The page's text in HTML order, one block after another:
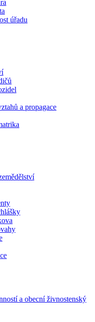
úřadu
a propagace
a obecní živnostenský